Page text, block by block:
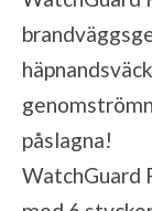
påslagna!
WatchGuard